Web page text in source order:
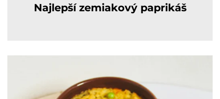
Najlepší zemiakový paprikáš